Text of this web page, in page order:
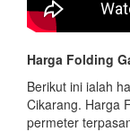
Harga Folding
Berikut ini ialah
Cikarang. Harga
permeter